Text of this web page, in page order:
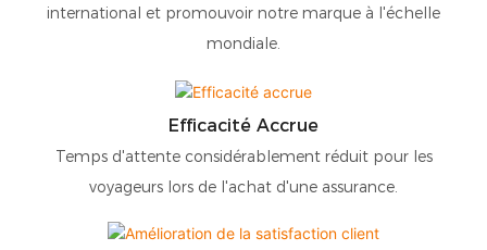
international et promouvoir notre marque à l'échelle
mondiale.
Efficacité Accrue
Temps d'attente considérablement réduit pour les
voyageurs lors de l'achat d'une assurance.